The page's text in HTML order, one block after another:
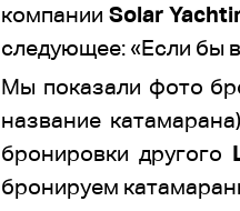
компанииSolar
следующее: «Если бы
Мы показали фото
название
бронировки другого
бронируем